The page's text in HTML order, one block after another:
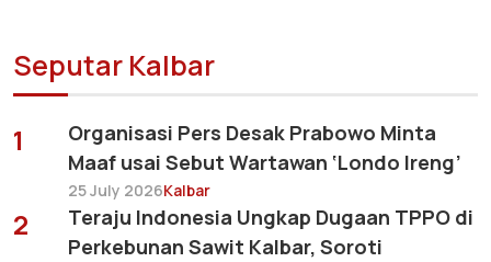
Seputar Kalbar
1
Organisasi Pers Desak Prabowo Minta
Maaf usai Sebut Wartawan ‘Londo Ireng’
25 July 2026Kalbar
2
Teraju Indonesia Ungkap Dugaan TPPO di
Perkebunan Sawit Kalbar, Soroti